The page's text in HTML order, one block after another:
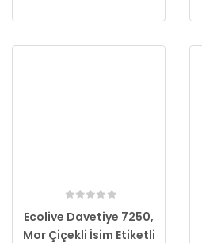
Ecolive Davetiye 7250,
Mor Çiçekli İsim Etiketli